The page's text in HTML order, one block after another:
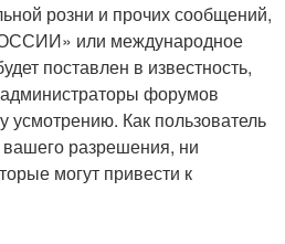
розни и прочих сообщений,
или международное
поставлен в известность,
форумов
Как пользователь
разрешения, ни
могут привести к